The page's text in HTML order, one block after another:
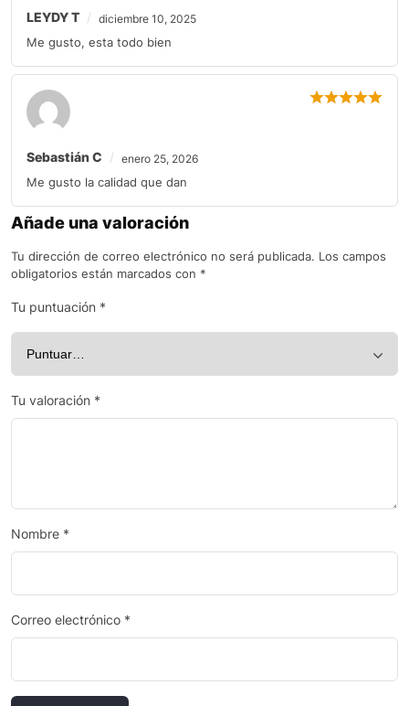
LEYDY T diciembre 10, 2025
Me gusto, esta todo bien
Sebastián C enero 25, 2026
Me gusto la calidad que dan
Añade una valoración
Tu dirección de correo electrónico no será publicada. Los campos
obligatorios están marcados con *
Tu puntuación *
Tu valoración *
Nombre *
Correo electrónico *